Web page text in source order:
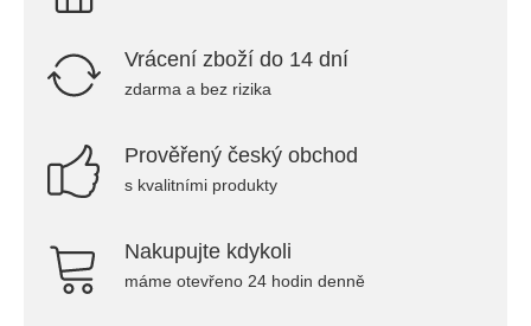
Vrácení zboží do 14 dní
zdarma a bez rizika
Prověřený český obchod
s kvalitními produkty
Nakupujte kdykoli
máme otevřeno 24 hodin denně